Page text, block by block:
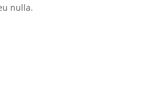
nulla.